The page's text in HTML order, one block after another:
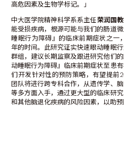
高危因素及生物学标记。」
中大医学院精神科学系系主任荣润国
能受损疾病，根源可能与我们的肠道
睡眠行为障碍』的临床前期症状之一
年的时间。此研究证实快速眼动睡眠
群组，建议长期监察及跟进研究他们
动睡眠行为障碍』临床前期症状至患
们开发针对性的预防策略，有望提前
团队将进行跨专科合作，从遗传学、
等多方面入手，通过更大型的临床研
和其他脑退化疾病的风险因素，以助预